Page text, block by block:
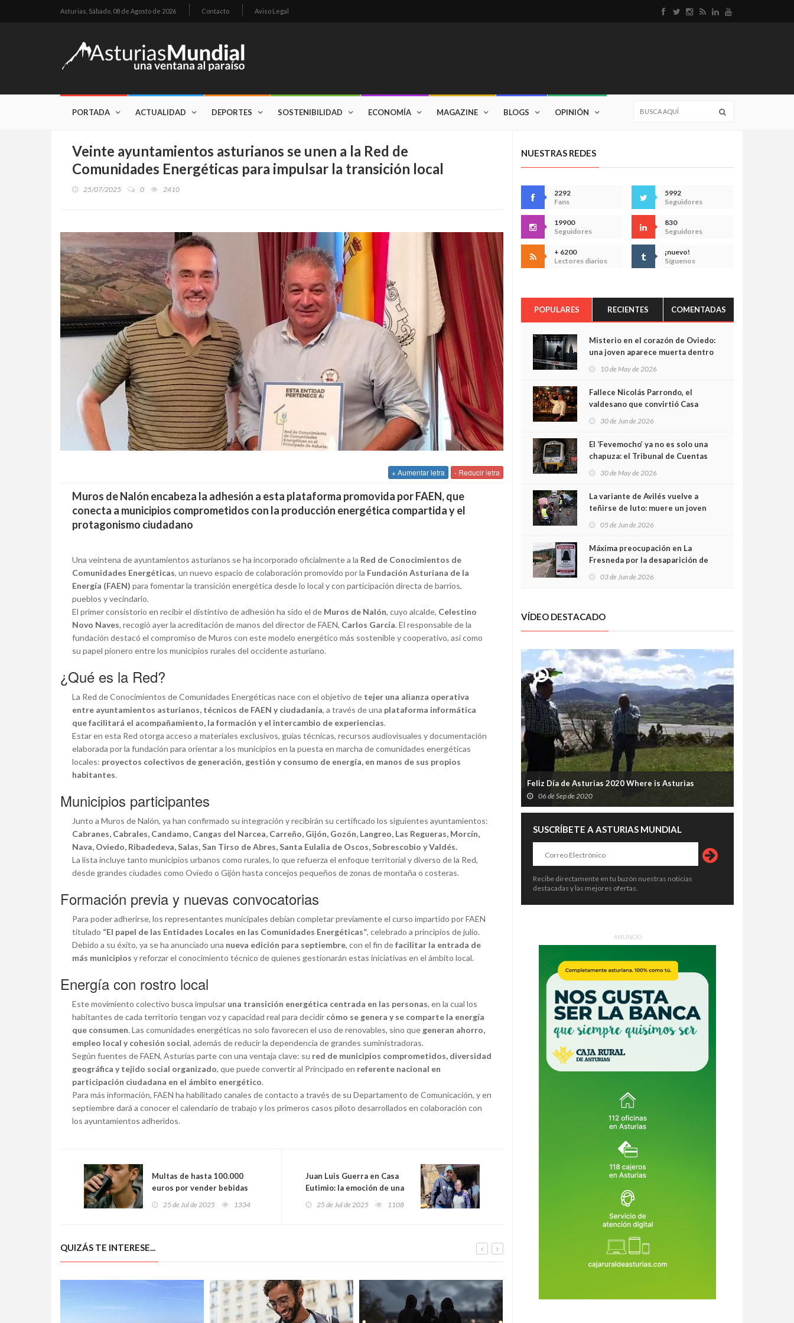
Asturias, Sábado, 08 de Agosto de 2026 Contacto Aviso Legal
PORTADA ACTUALIDAD DEPORTES SOSTENIBILIDAD ECONOMÍA MAGAZINE BLOGS OPINIÓN
Veinte ayuntamientos asturianos se unen a la Red de
Comunidades Energéticas para impulsar la transición local
25/07/2025 0 2410
+ Aumentar letra - Reducir letra
Muros de Nalón encabeza la adhesión a esta plataforma promovida por FAEN, que
conecta a municipios comprometidos con la producción energética compartida y el
protagonismo ciudadano
Una veintena de ayuntamientos asturianos se ha incorporado oficialmente a la Red de Conocimientos de
Comunidades Energéticas, un nuevo espacio de colaboración promovido por la Fundación Asturiana de la
Energía (FAEN) para fomentar la transición energética desde lo local y con participación directa de barrios,
pueblos y vecindario.
El primer consistorio en recibir el distintivo de adhesión ha sido el de Muros de Nalón, cuyo alcalde, Celestino
Novo Naves, recogió ayer la acreditación de manos del director de FAEN, Carlos García. El responsable de la
fundación destacó el compromiso de Muros con este modelo energético más sostenible y cooperativo, así como
su papel pionero entre los municipios rurales del occidente asturiano.
¿Qué es la Red?
La Red de Conocimientos de Comunidades Energéticas nace con el objetivo de tejer una alianza operativa
entre ayuntamientos asturianos, técnicos de FAEN y ciudadanía, a través de una plataforma informática
que facilitará el acompañamiento, la formación y el intercambio de experiencias.
Estar en esta Red otorga acceso a materiales exclusivos, guías técnicas, recursos audiovisuales y documentación
elaborada por la fundación para orientar a los municipios en la puesta en marcha de comunidades energéticas
locales: proyectos colectivos de generación, gestión y consumo de energía, en manos de sus propios
habitantes.
Municipios participantes
Junto a Muros de Nalón, ya han confirmado su integración y recibirán su certificado los siguientes ayuntamientos:
Cabranes, Cabrales, Candamo, Cangas del Narcea, Carreño, Gijón, Gozón, Langreo, Las Regueras, Morcín,
Nava, Oviedo, Ribadedeva, Salas, San Tirso de Abres, Santa Eulalia de Oscos, Sobrescobio y Valdés.
La lista incluye tanto municipios urbanos como rurales, lo que refuerza el enfoque territorial y diverso de la Red,
desde grandes ciudades como Oviedo o Gijón hasta concejos pequeños de zonas de montaña o costeras.
Formación previa y nuevas convocatorias
Para poder adherirse, los representantes municipales debían completar previamente el curso impartido por FAEN
titulado “El papel de las Entidades Locales en las Comunidades Energéticas”, celebrado a principios de julio.
Debido a su éxito, ya se ha anunciado una nueva edición para septiembre, con el fin defacilitar la entrada de
más municipios y reforzar el conocimiento técnico de quienes gestionarán estas iniciativas en el ámbito local.
Energía con rostro local
Este movimiento colectivo busca impulsar una transición energética centrada en las personas, en la cual los
habitantes de cada territorio tengan voz y capacidad real para decidir cómo se genera y se comparte la energía
que consumen. Las comunidades energéticas no solo favorecen el uso de renovables, sino quegeneran ahorro,
empleo local y cohesión social, además de reducir la dependencia de grandes suministradoras.
Según fuentes de FAEN, Asturias parte con una ventaja clave: su red de municipios comprometidos, diversidad
geográfica y tejido social organizado, que puede convertir al Principado en referente nacional en
participación ciudadana en el ámbito energético.
Para más información, FAEN ha habilitado canales de contacto a través de su Departamento de Comunicación, y en
septiembre dará a conocer el calendario de trabajo y los primeros casos piloto desarrollados en colaboración con
los ayuntamientos adheridos.
Multas de hasta 100.000
euros por vender bebidas
energéticas a menores en
25 de Jul de 2025 1334
Juan Luis Guerra en Casa
Eutimio: la emoción de una
visita inesperada que honra
25 de Jul de 2025 1108
QUIZÁS TE INTERESE...
NUESTRAS REDES
2292
Fans
5992
Seguidores
19900
Seguidores
830
Seguidores
+ 6200
Lectores diarios
¡nuevo!
Síguenos
POPULARES RECIENTES COMENTADAS
Misterio en el corazón de Oviedo:
una joven aparece muerta dentro
cámaras captan sus últimos
minutos
10 de May de 2026
Fallece Nicolás Parrondo, el
valdesano que convirtió Casa
30 de Jun de 2026
El ‘Fevemocho’ ya no es solo una
chapuza: el Tribunal de Cuentas
sobrecoste de los trenes que no
cabían por los túneles
30 de May de 2026
La variante de Avilés vuelve a
teñirse de luto: muere un joven
05 de Jun de 2026
Máxima preocupación en La
Fresneda por la desaparición de
03 de Jun de 2026
VÍDEO DESTACADO
Feliz Día de Asturias 2020 Where is Asturias
06 de Sep de 2020
SUSCRÍBETE A ASTURIAS MUNDIAL
Recibe directamente en tu buzón nuestras noticias
destacadas y las mejores ofertas.
ANUNCIO